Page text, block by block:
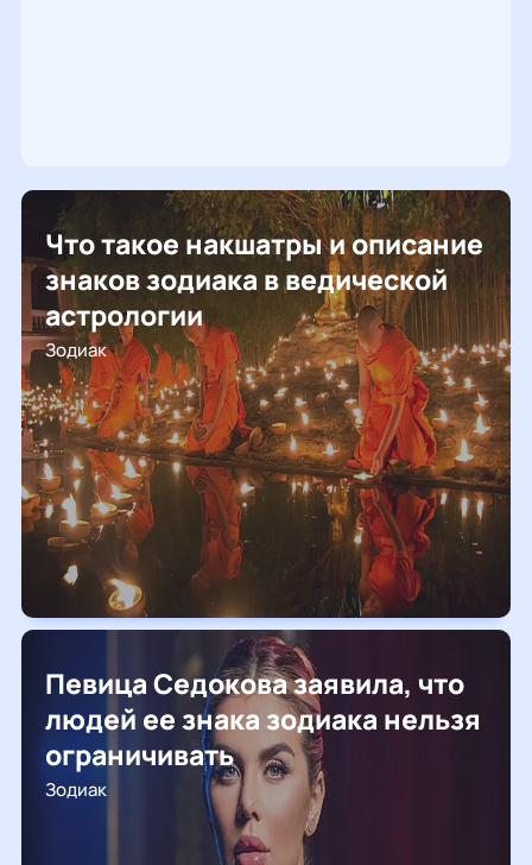
Что такое накшатры и описание
знаков зодиака в ведической
астрологии
Зодиак
Певица Седокова заявила, что
людей ее знака зодиака нельзя
ограничивать
Зодиак